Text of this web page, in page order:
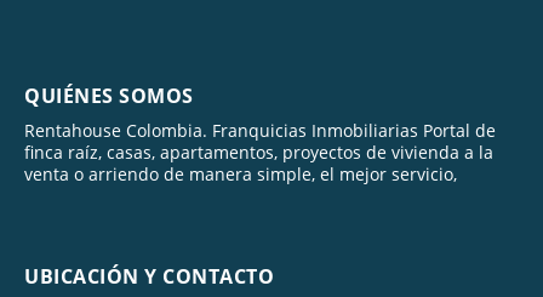
QUIÉNES SOMOS
Rentahouse Colombia. Franquicias Inmobiliarias Portal de
finca raíz, casas, apartamentos, proyectos de vivienda a la
venta o arriendo de manera simple, el mejor servicio,
UBICACIÓN Y CONTACTO